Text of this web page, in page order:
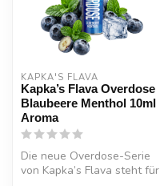
KAPKA'S FLAVA
Kapka’s Flava Overdose
Blaubeere Menthol 10ml
Aroma
Die neue Overdose-Serie
von Kapka’s Flava steht für